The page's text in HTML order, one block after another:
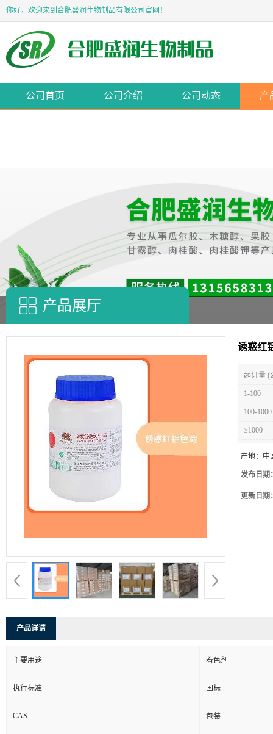
你好，欢迎来到合肥盛润生物制品有限公司官网！
公司首页 公司介绍 公司动态 产
产品展厅
诱惑红
起订量 (
1-100
100-1000
≥1000
产地： 中
发布日期
更新日期
产品详请
主要用途 着色剂
执行标准 国标
CAS 包装